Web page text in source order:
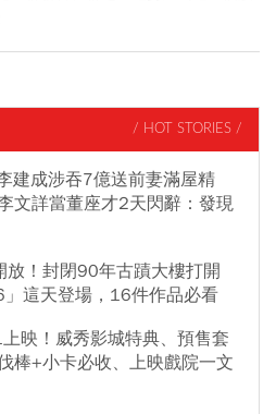
/ HOT STORIES /
建成涉吞7億送前妻滿屋精
文詳當董座才2天閃辭：發現
放！封閉90年古蹟大樓打開
這天登場，16件作品必看
映！威秀影城特典、預售套
棒+小卡必收、上映戲院一文